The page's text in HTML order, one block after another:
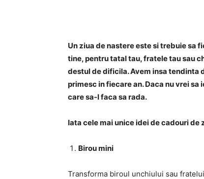
Un ziua de nastere este si trebuie sa
tine, pentru tatal tau, fratele tau sau
destul de dificila. Avem insa tendinta
primesc in fiecare an. Daca nu vrei
care sa-l faca sa rada.
Iata cele mai unice idei de cadouri
Birou mini
Transforma biroul unchiului sau